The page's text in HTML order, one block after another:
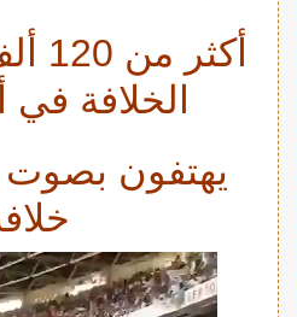
الخلافة في
يهتفون بصوت